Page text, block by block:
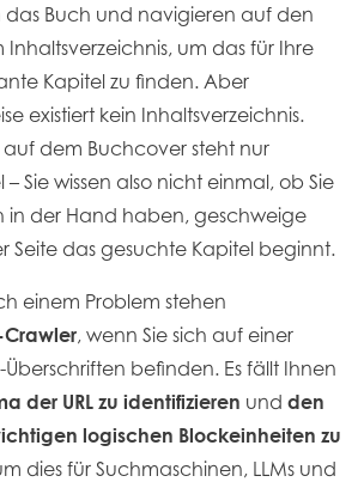
das Buch und navigieren auf den
Inhaltsverzeichnis, um das für Ihre
Kapitel zu finden. Aber
existiert kein Inhaltsverzeichnis.
dem Buchcover steht nur
– Sie wissen also nicht einmal, ob Sie
in der Hand haben, geschweige
Seite das gesuchte Kapitel beginnt.
einem Problem stehen
, wenn Sie sich auf einer
Überschriften befinden. Es fällt Ihnen
der URL zu identifizieren und den
logischen Blockeinheiten zu
dies für Suchmaschinen, LLMs und